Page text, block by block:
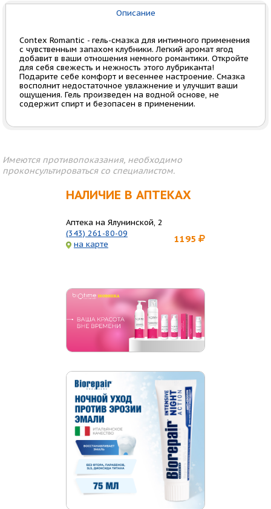
Описание
Contex Romantic - гель-смазка для интимного применения
с чувственным запахом клубники. Легкий аромат ягод
добавит в ваши отношения немного романтики. Откройте
для себя свежесть и нежность этого лубриканта!
Подарите себе комфорт и весеннее настроение. Смазка
восполнит недостаточное увлажнение и улучшит ваши
ощущения. Гель произведен на водной основе, не
содержит спирт и безопасен в применении.
Имеются противопоказания, необходимо
проконсультироваться со специалистом.
НАЛИЧИЕ В АПТЕКАХ
Аптека на Ялунинской, 2
(343) 261-80-09
на карте
1195